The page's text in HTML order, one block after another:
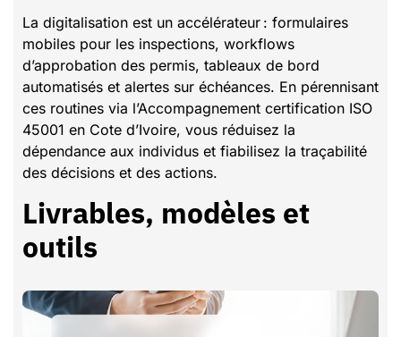
La digitalisation est un accélérateur : formulaires
mobiles pour les inspections, workflows
d’approbation des permis, tableaux de bord
automatisés et alertes sur échéances. En pérennisant
ces routines via l’Accompagnement certification ISO
45001 en Cote d’Ivoire, vous réduisez la
dépendance aux individus et fiabilisez la traçabilité
des décisions et des actions.
Livrables, modèles et
outils